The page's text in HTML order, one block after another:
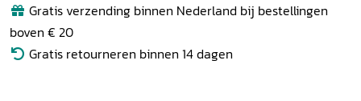
Gratis verzending binnen Nederland bij bestellingen
boven € 20
Gratis retourneren binnen 14 dagen